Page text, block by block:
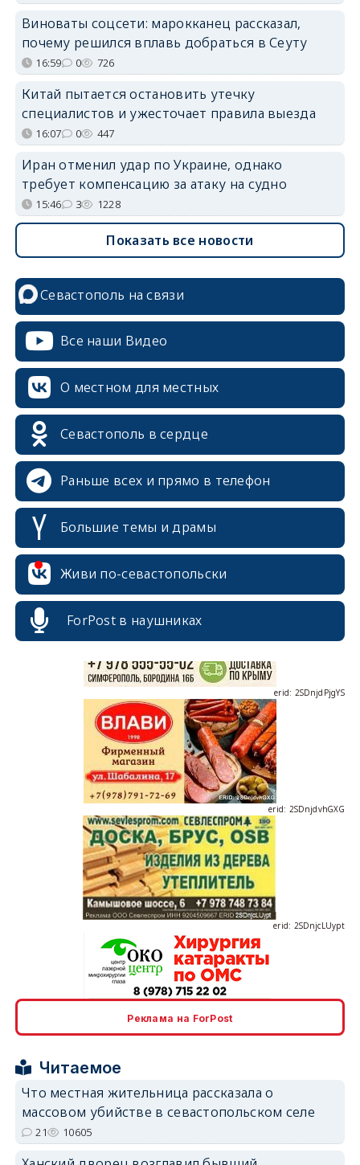
Виноваты соцсети: марокканец рассказал,
почему решился вплавь добраться в Сеуту
16:59 0 726
Китай пытается остановить утечку
специалистов и ужесточает правила выезда
16:07 0 447
Иран отменил удар по Украине, однако
требует компенсацию за атаку на судно
15:46 3 1228
Показать все новости
Севастополь на связи
Все наши Видео
О местном для местных
Севастополь в сердце
Раньше всех и прямо в телефон
Большие темы и драмы
Живи по-севастопольски
ForPost в наушниках
erid: 2SDnjcrDNw6
erid: 2SDnjdPjgYS
erid: 2SDnjdvhGXG
erid: 2SDnjcLUypt
Реклама на ForPost
Читаемое
Что местная жительница рассказала о
массовом убийстве в севастопольском селе
21 10605